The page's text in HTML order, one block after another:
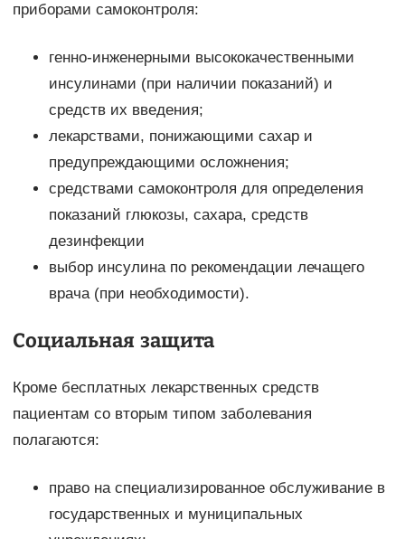
приборами самоконтроля:
генно-инженерными высококачественными
инсулинами (при наличии показаний) и
средств их введения;
лекарствами, понижающими сахар и
предупреждающими осложнения;
средствами самоконтроля для определения
показаний глюкозы, сахара, средств
дезинфекции
выбор инсулина по рекомендации лечащего
врача (при необходимости).
Социальная защита
Кроме бесплатных лекарственных средств
пациентам со вторым типом заболевания
полагаются:
право на специализированное обслуживание в
государственных и муниципальных